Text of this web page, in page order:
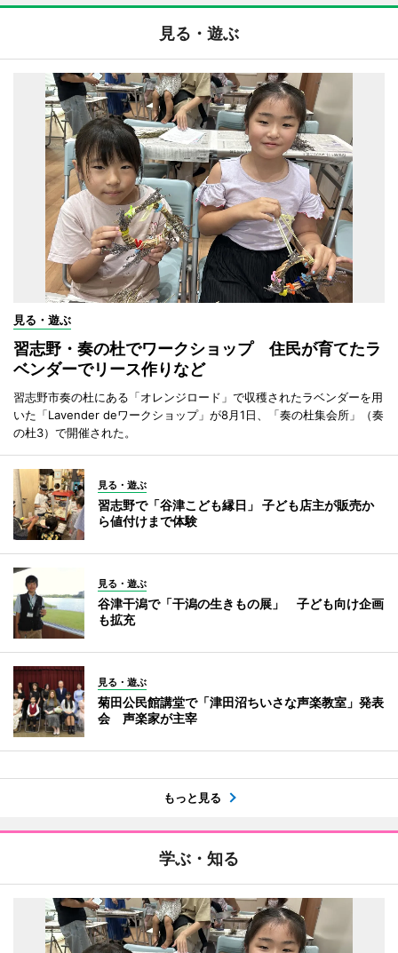
見る・遊ぶ
見る・遊ぶ
習志野・奏の杜でワークショップ 住民が育てたラ
ベンダーでリース作りなど
習志野市奏の杜にある「オレンジロード」で収穫されたラベンダーを用
いた「Lavender deワークショップ」が8月1日、「奏の杜集会所」（奏
の杜3）で開催された。
見る・遊ぶ
習志野で「谷津こども縁日」 子ども店主が販売か
ら値付けまで体験
見る・遊ぶ
谷津干潟で「干潟の生きもの展」 子ども向け企画
も拡充
見る・遊ぶ
菊田公民館講堂で「津田沼ちいさな声楽教室」発表
会 声楽家が主宰
もっと見る
学ぶ・知る